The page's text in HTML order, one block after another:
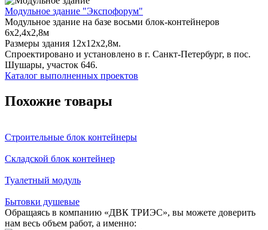
Модульное здание "Экспофорум"
Модульное здание на базе восьми блок-контейнеров
6x2,4x2,8м
Размеры здания 12х12х2,8м.
Спроектировано и установлено в г. Санкт-Петербург, в пос.
Шушары, участок 646.
Каталог выполненных проектов
Похожие товары
Строительные блок контейнеры
Складской блок контейнер
Туалетный модуль
Бытовки душевые
Обращаясь в компанию «ДВК ТРИЭС», вы можете доверить
нам весь объем работ, а именно: